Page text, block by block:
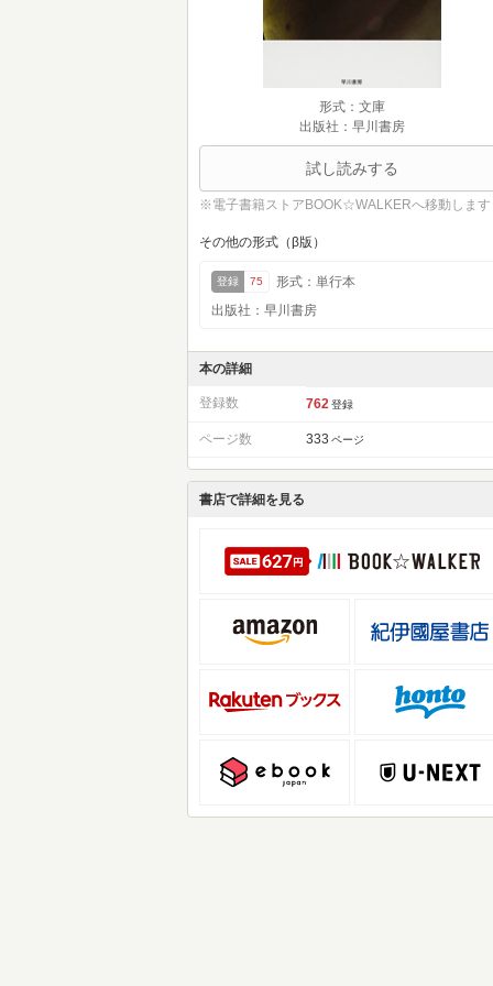
形式：文庫
出版社：早川書房
試し読みする
※電子書籍ストアBOOK☆WALKERへ移動します
その他の形式（β版）
登録 75
形式：単行本
出版社：早川書房
本の詳細
登録数 762 登録
ページ数 333 ページ
書店で詳細を見る